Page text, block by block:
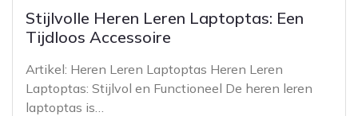
Stijlvolle Heren Leren Laptoptas: Een
Tijdloos Accessoire
Artikel: Heren Leren Laptoptas Heren Leren
Laptoptas: Stijlvol en Functioneel De heren leren
laptoptas is…